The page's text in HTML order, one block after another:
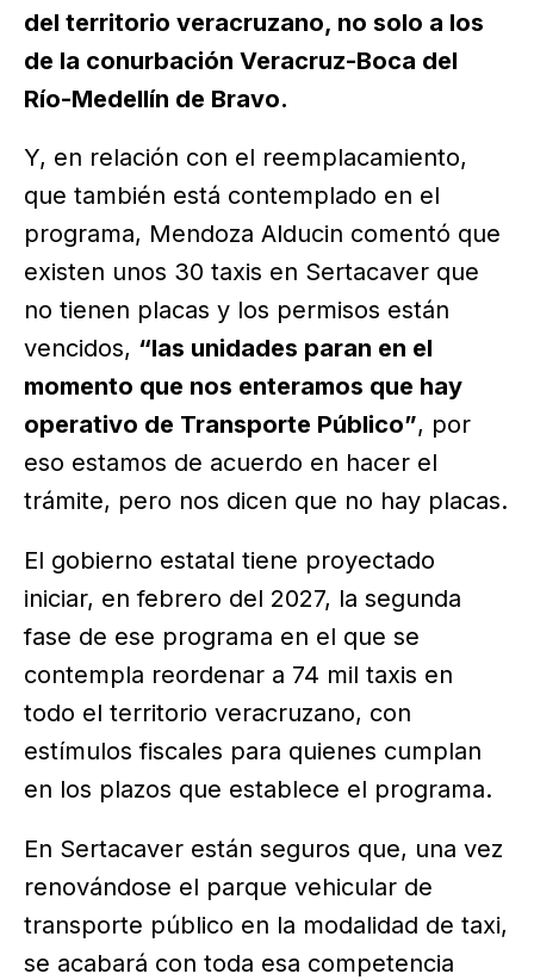
del territorio veracruzano, no solo a los
de la conurbación Veracruz-Boca del
Río-Medellín de Bravo.
Y, en relación con el reemplacamiento,
que también está contemplado en el
programa, Mendoza Alducin comentó que
existen unos 30 taxis en Sertacaver que
no tienen placas y los permisos están
vencidos, “las unidades paran en el
momento que nos enteramos que hay
operativo de Transporte Público”, por
eso estamos de acuerdo en hacer el
trámite, pero nos dicen que no hay placas.
El gobierno estatal tiene proyectado
iniciar, en febrero del 2027, la segunda
fase de ese programa en el que se
contempla reordenar a 74 mil taxis en
todo el territorio veracruzano, con
estímulos fiscales para quienes cumplan
en los plazos que establece el programa.
En Sertacaver están seguros que, una vez
renovándose el parque vehicular de
transporte público en la modalidad de taxi,
se acabará con toda esa competencia